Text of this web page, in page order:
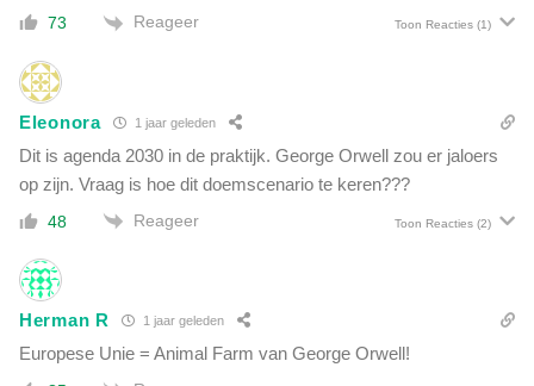
e
c
t
e
f
v
e
d
t
n
73 Reageer Toon Reacties (1)
Eleonora 1 jaar geleden
Dit is agenda 2030 in de praktijk. George Orwell zou er jaloers
op zijn. Vraag is hoe dit doemscenario te keren???
48 Reageer Toon Reacties (2)
Herman R 1 jaar geleden
Europese Unie = Animal Farm van George Orwell!